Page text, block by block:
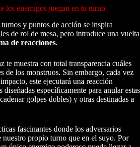
los enemigos juegan en tu turno
y puntos de acción se inspira
de rol de mesa, pero introduce una vuelta
de reacciones.
te muestra con total transparencia cuáles
de los monstruos. Sin embargo, cada vez
este ejecutará una reacción
específicamente para anular estas
golpes dobles) y otras destinadas a
fascinantes donde los adversarios
nuestro propio turno que en el suyo. Por